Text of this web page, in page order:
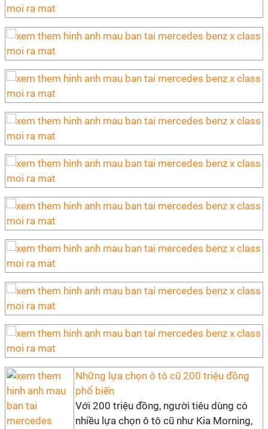
Những lựa chọn ô tô cũ 200 triệu đồng
phổ biến
Với 200 triệu đồng, người tiêu dùng có
nhiều lựa chọn ô tô cũ như Kia Morning,